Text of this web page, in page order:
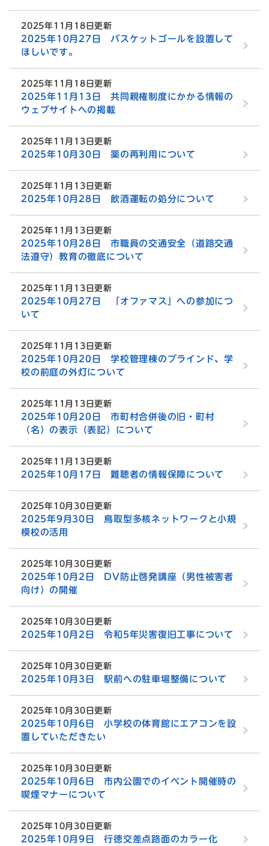
2025年11月18日更新
2025年10月27日 バスケットゴールを設置して
ほしいです。
2025年11月18日更新
2025年11月13日 共同親権制度にかかる情報の
ウェブサイトへの掲載
2025年11月13日更新
2025年10月30日 薬の再利用について
2025年11月13日更新
2025年10月28日 飲酒運転の処分について
2025年11月13日更新
2025年10月28日 市職員の交通安全（道路交通
法遵守）教育の徹底について
2025年11月13日更新
2025年10月27日 「オファマス」への参加につ
いて
2025年11月13日更新
2025年10月20日 学校管理棟のブラインド、学
校の前庭の外灯について
2025年11月13日更新
2025年10月20日 市町村合併後の旧・町村
（名）の表示（表記）について
2025年11月13日更新
2025年10月17日 難聴者の情報保障について
2025年10月30日更新
2025年9月30日 鳥取型多核ネットワークと小規
模校の活用
2025年10月30日更新
2025年10月2日 DV防止啓発講座（男性被害者
向け）の開催
2025年10月30日更新
2025年10月2日 令和5年災害復旧工事について
2025年10月30日更新
2025年10月3日 駅前への駐車場整備について
2025年10月30日更新
2025年10月6日 小学校の体育館にエアコンを設
置していただきたい
2025年10月30日更新
2025年10月6日 市内公園でのイベント開催時の
喫煙マナーについて
2025年10月30日更新
2025年10月9日 行徳交差点路面のカラー化